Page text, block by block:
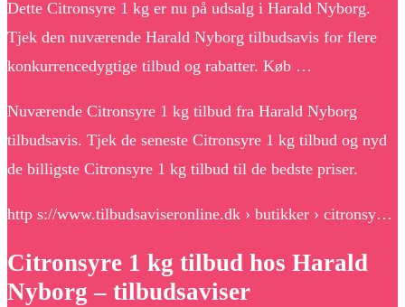
Dette Citronsyre 1 kg er nu på udsalg i Harald Nyborg.
Tjek den nuværende Harald Nyborg tilbudsavis for flere
konkurrencedygtige tilbud og rabatter. Køb …
Nuværende Citronsyre 1 kg tilbud fra Harald Nyborg
tilbudsavis. Tjek de seneste Citronsyre 1 kg tilbud og nyd
de billigste Citronsyre 1 kg tilbud til de bedste priser.
http s://www.tilbudsaviseronline.dk › butikker › citronsy…
Citronsyre 1 kg tilbud hos Harald
Nyborg – tilbudsaviser